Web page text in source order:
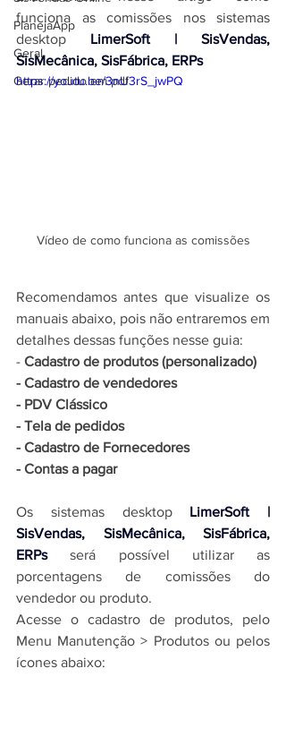
PlanejaApp
Geral
Gerar pedido em pdf
funciona as comissões nos sistemas
desktop
LimerSoft | SisVendas,
SisMecânica, SisFábrica, ERPs
https://youtu.be/3nU3rS_jwPQ
Vídeo de como funciona as comissões
Recomendamos antes que visualize os
manuais abaixo, pois não entraremos em
detalhes dessas funções nesse guia:
- Cadastro de produtos (personalizado)
- Cadastro de vendedores
- PDV Clássico
- Tela de pedidos
- Cadastro de Fornecedores
- Contas a pagar
Os sistemas desktop LimerSoft |
SisVendas, SisMecânica, SisFábrica,
ERPs será possível utilizar as
porcentagens de comissões do
vendedor ou produto.
Acesse o cadastro de produtos, pelo
Menu Manutenção > Produtos ou pelos
ícones abaixo: